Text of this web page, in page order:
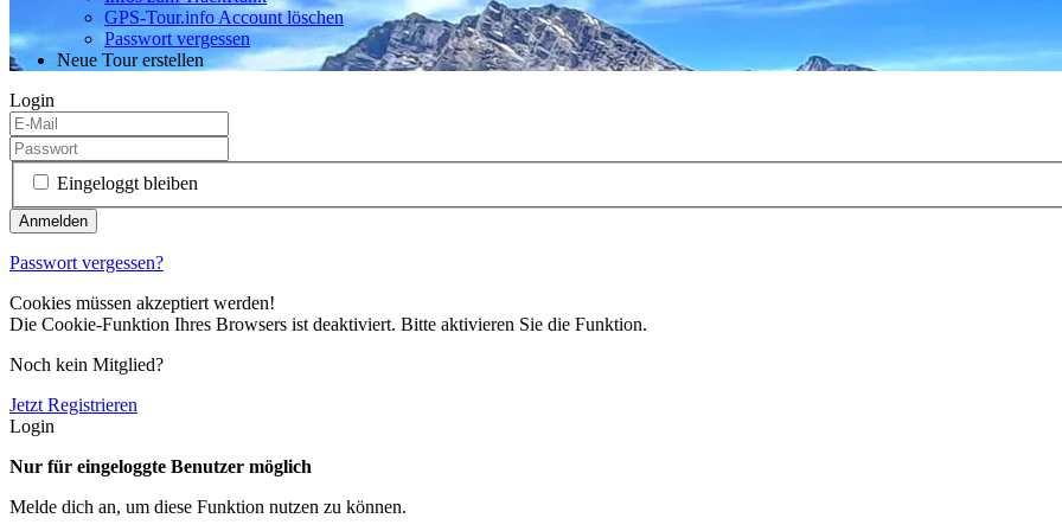
GPS-Tour.info Account löschen
Passwort vergessen
Neue Tour erstellen
Login
Eingeloggt bleiben
Passwort vergessen?
Cookies müssen akzeptiert werden!
Die Cookie-Funktion Ihres Browsers ist deaktiviert. Bitte aktivieren Sie die Funktion.
Noch kein Mitglied?
Jetzt Registrieren
Login
Nur für eingeloggte Benutzer möglich
Melde dich an, um diese Funktion nutzen zu können.